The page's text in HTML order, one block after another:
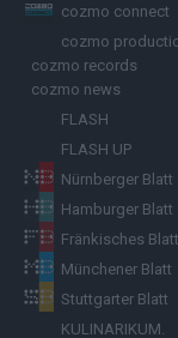
cozmo connect
cozmo
cozmo records
cozmo news
FLASH
FLASH UP
Nürnberger Blatt
Hamburger Blatt
Fränkisches Blatt
Münchener Blatt
Stuttgarter Blatt
KULINARIKUM.